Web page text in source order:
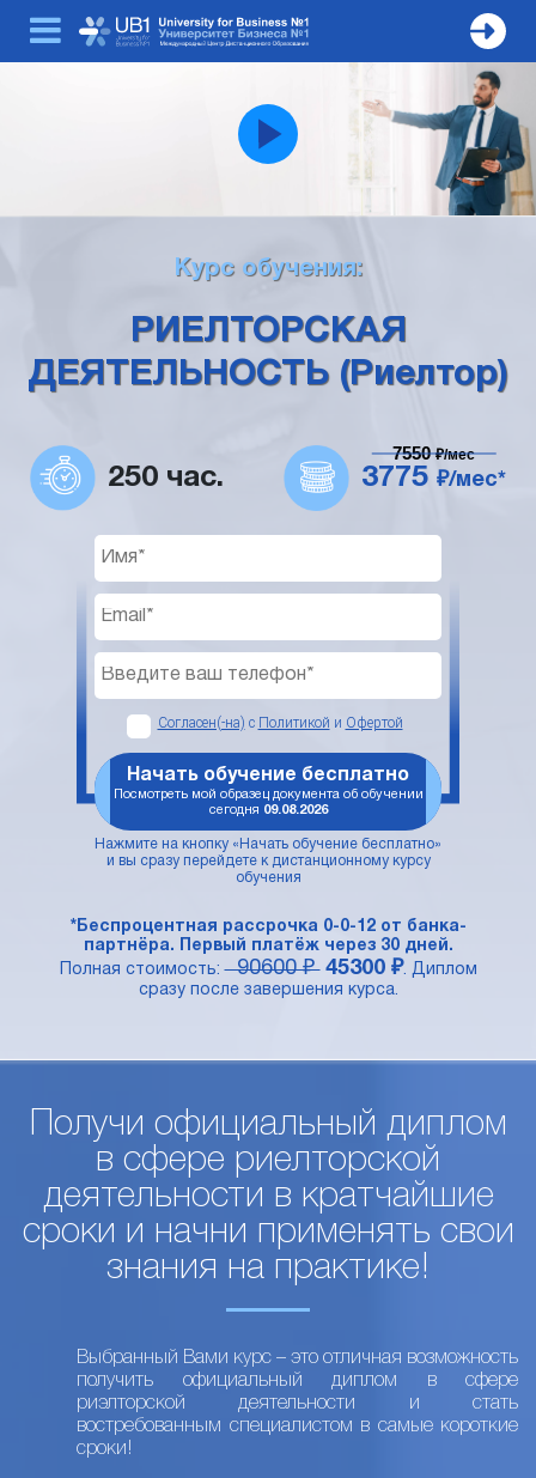
Курс обучения:
РИЕЛТОРСКАЯ
ДЕЯТЕЛЬНОСТЬ (Риелтор)
250 час. 3775 ₽/мес*
7550₽/мес
Согласен(-на) с Политикой и Офертой
Начать обучение бесплатно
Посмотреть мой образец документа об обучении
сегодня 09.08.2026
Нажмите на кнопку «Начать обучение бесплатно»
и вы сразу перейдете к дистанционному курсу
обучения
*Беспроцентная рассрочка 0-0-12 от банка-
партнёра. Первый платёж через 30 дней.
Полная стоимость:90600 ₽ 45300 ₽. Диплом
сразу после завершения курса.
Получи официальный диплом
в сфере риелторской
деятельности в кратчайшие
сроки и начни применять свои
знания на практике!
Выбранный Вами курс – это отличная возможность
получить официальный диплом в сфере
риэлторской деятельности и стать
востребованным специалистом в самые короткие
сроки!